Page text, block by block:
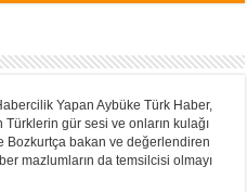
Yapan Aybüke Türk Haber,
gür sesi ve onların kulağı
Bozkurtça bakan ve değerlendiren
mazlumların da temsilcisi olmayı